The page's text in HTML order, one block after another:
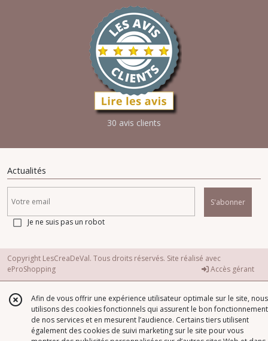
30 avis clients
Actualités
S'abonner
Je ne suis pas un robot
Copyright LesCreaDeVal. Tous droits réservés. Site réalisé avec
eProShopping
Accès gérant
Afin de vous offrir une expérience utilisateur optimale sur le site, nous
utilisons des cookies fonctionnels qui assurent le bon fonctionnement
de nos services et en mesurent l’audience. Certains tiers utilisent
également des cookies de suivi marketing sur le site pour vous